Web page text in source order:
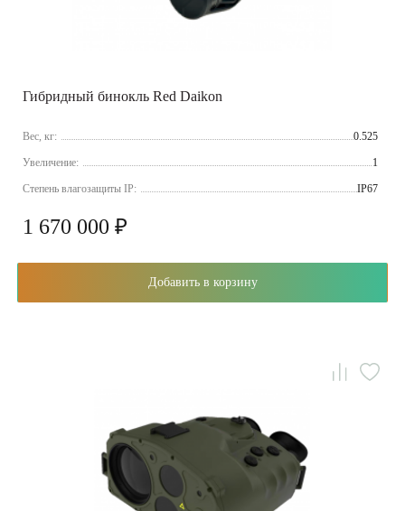
Гибридный бинокль Red Daikon
Вес, кг: 0.525
Увеличение: 1
Cтепень влагозащиты IP: IP67
1 670 000 ₽
Добавить в корзину